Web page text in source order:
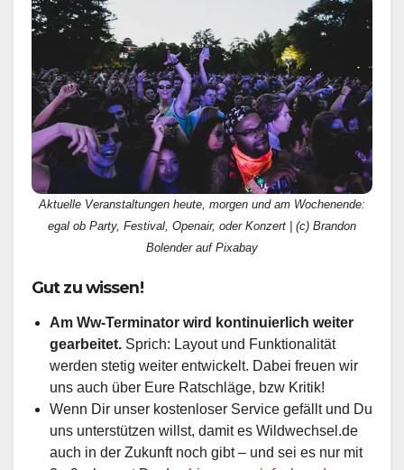
Aktuelle Veranstaltungen heute, morgen und am Wochenende:
egal ob Party, Festival, Openair, oder Konzert | (c) Brandon
Bolender auf Pixabay
Gut zu wissen!
Am Ww-Terminator wird kontinuierlich weiter
gearbeitet. Sprich: Layout und Funktionalität
werden stetig weiter entwickelt. Dabei freuen wir
uns auch über Eure Ratschläge, bzw Kritik!
Wenn Dir unser kostenloser Service gefällt und Du
uns unterstützen willst, damit es Wildwechsel.de
auch in der Zukunft noch gibt – und sei es nur mit